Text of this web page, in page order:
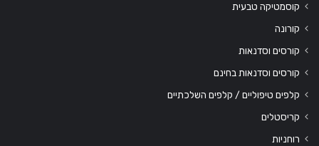
קוסמטיקה טבעית
קורונה
קורסים וסדנאות
קורסים וסדנאות בחינם
קלפים טיפוליים / קלפים השלכתיים
קריסטלים
רוחניות